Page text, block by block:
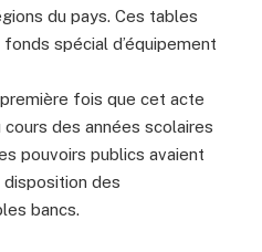
du pays. Ces tables
spécial d’équipement
fois que cet acte
des années scolaires
pouvoirs publics avaient
des
bancs.